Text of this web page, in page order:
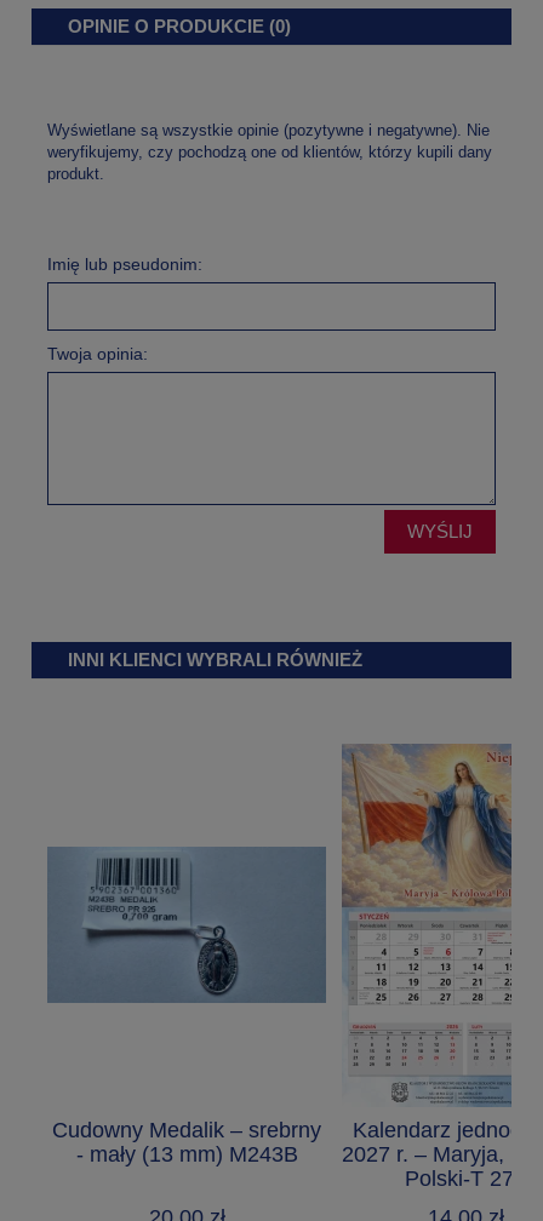
OPINIE O PRODUKCIE (0)
Wyświetlane są wszystkie opinie (pozytywne i negatywne). Nie
weryfikujemy, czy pochodzą one od klientów, którzy kupili dany
produkt.
Imię lub pseudonim:
Twoja opinia:
WYŚLIJ
INNI KLIENCI WYBRALI RÓWNIEŻ
Cudowny Medalik – srebrny
- mały (13 mm) M243B
Kalendarz
2027 r. – Maryja,
Polski-T 275